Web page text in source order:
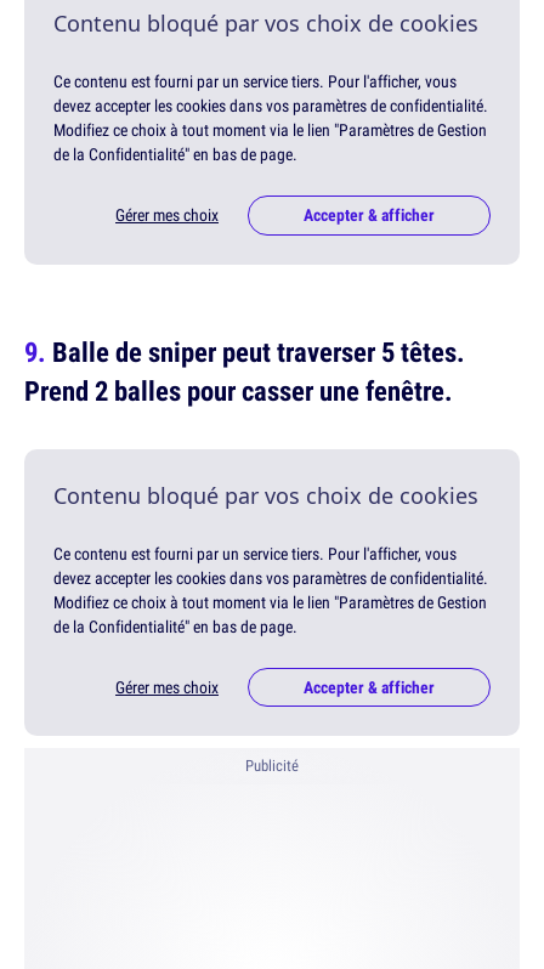
Contenu bloqué par vos choix de cookies
Ce contenu est fourni par un service tiers. Pour l'afficher, vous
devez accepter les cookies dans vos paramètres de confidentialité.
Modifiez ce choix à tout moment via le lien "Paramètres de Gestion
de la Confidentialité" en bas de page.
Gérer mes choix Accepter & afficher
Balle de sniper peut traverser 5 têtes.
Prend 2 balles pour casser une fenêtre.
Contenu bloqué par vos choix de cookies
Ce contenu est fourni par un service tiers. Pour l'afficher, vous
devez accepter les cookies dans vos paramètres de confidentialité.
Modifiez ce choix à tout moment via le lien "Paramètres de Gestion
de la Confidentialité" en bas de page.
Gérer mes choix Accepter & afficher
Publicité